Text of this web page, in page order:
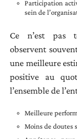
Participation
sein de
Ce n’est pas
observent
une meilleure
positive au
l’ensemble de
Meilleure
Moins de doutes